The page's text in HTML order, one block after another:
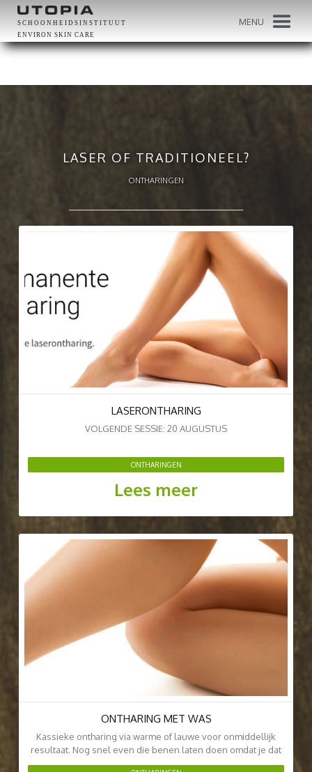
SCHOONHEIDSINSTITUUT
ENVIRON SKIN CARE
MENU
LASER OF TRADITIONEEL?
ONTHARINGEN
LASERONTHARING
VOLGENDE SESSIE: 20 AUGUSTUS
ONTHARINGEN
Lees meer
ONTHARING MET WAS
Kassieke ontharing via warme of lauwe voor onmiddellijk
resultaat. Nog snel even die benen laten doen omdat je dat
kleedje aan wil doen...